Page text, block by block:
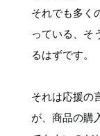
それでも多く
っている、そ
るはずです。
それは応援の
が、商品の購